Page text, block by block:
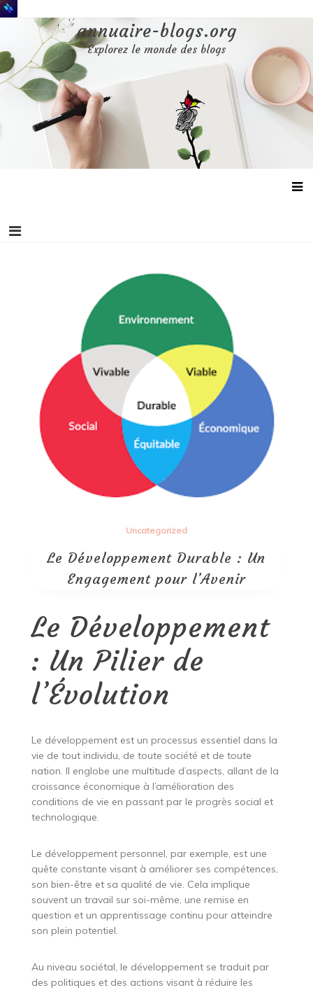
Aller
au
annuaire-blogs.org
Explorez le monde des blogs
Uncategorized
Le Développement Durable : Un
Engagement pour l’Avenir
Le Développement
: Un Pilier de
l’Évolution
Le développement est un processus essentiel dans la
vie de tout individu, de toute société et de toute
nation. Il englobe une multitude d’aspects, allant de la
croissance économique à l’amélioration des
conditions de vie en passant par le progrès social et
technologique.
Le développement personnel, par exemple, est une
quête constante visant à améliorer ses compétences,
son bien-être et sa qualité de vie. Cela implique
souvent un travail sur soi-même, une remise en
question et un apprentissage continu pour atteindre
son plein potentiel.
Au niveau sociétal, le développement se traduit par
des politiques et des actions visant à réduire les